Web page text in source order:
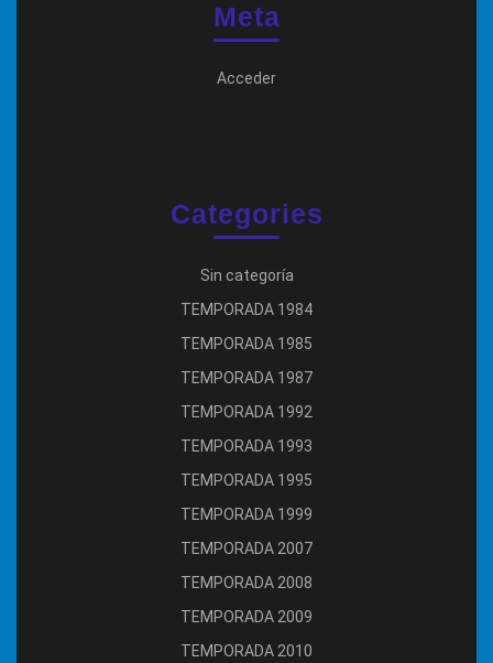
Meta
Acceder
Categories
Sin categoría
TEMPORADA 1984
TEMPORADA 1985
TEMPORADA 1987
TEMPORADA 1992
TEMPORADA 1993
TEMPORADA 1995
TEMPORADA 1999
TEMPORADA 2007
TEMPORADA 2008
TEMPORADA 2009
TEMPORADA 2010